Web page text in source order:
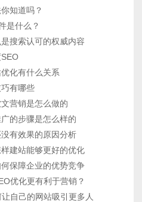
知道吗？
是什么？
搜索认可的权威内容
化有什么关系
有哪些
营销是怎么做的
的步骤是怎么样的
有效果的原因分析
建站能够更好的优化
保障企业的优势竞争
优化更有利于营销？
自己的网站吸引更多人